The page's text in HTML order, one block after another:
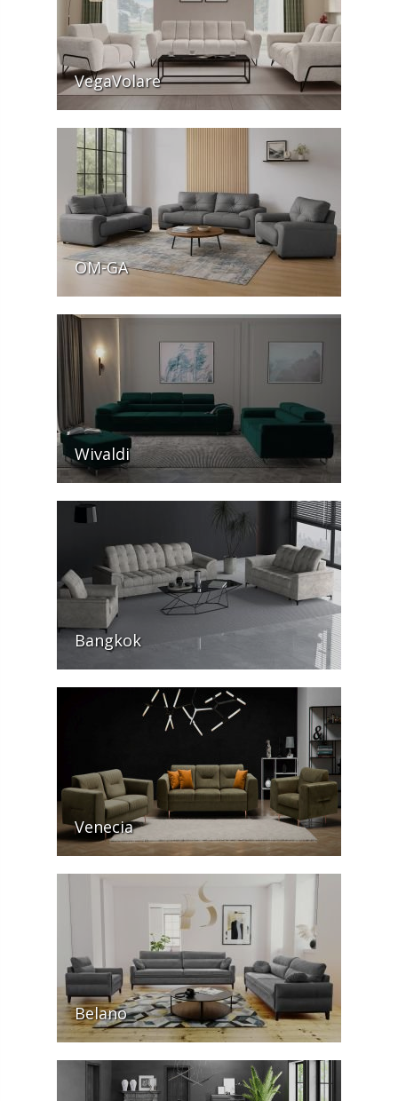
VegaVolare
OM-GA
Wivaldi
Bangkok
Venecia
Belano